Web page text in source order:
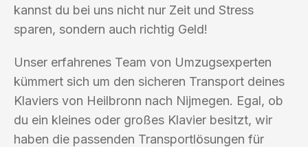
kannst du bei uns nicht nur Zeit und Stress
sparen, sondern auch richtig Geld!
Unser erfahrenes Team von Umzugsexperten
kümmert sich um den sicheren Transport deines
Klaviers von Heilbronn nach Nijmegen. Egal, ob
du ein kleines oder großes Klavier besitzt, wir
haben die passenden Transportlösungen für